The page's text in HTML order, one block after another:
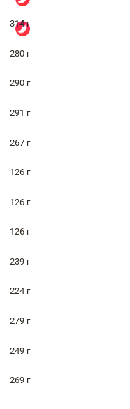
314 г
280 г
290 г
291 г
267 г
126 г
126 г
126 г
239 г
224 г
279 г
249 г
269 г